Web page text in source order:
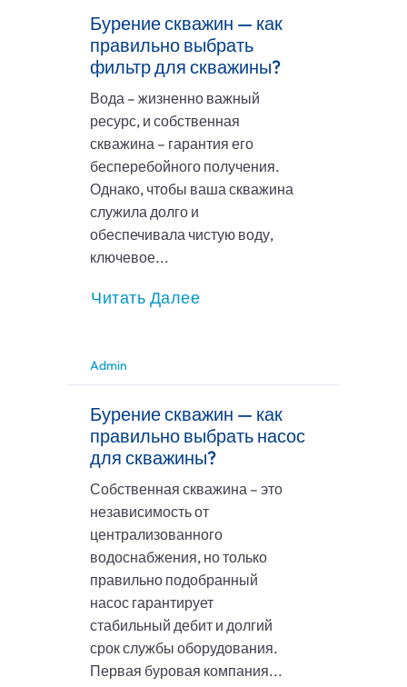
Бурение скважин — как
правильно выбрать
фильтр для скважины?
Вода – жизненно важный
ресурс, и собственная
скважина – гарантия его
бесперебойного получения.
Однако, чтобы ваша скважина
служила долго и
обеспечивала чистую воду,
ключевое...
Читать Далее
Admin
Бурение скважин — как
правильно выбрать насос
для скважины?
Собственная скважина – это
независимость от
централизованного
водоснабжения, но только
правильно подобранный
насос гарантирует
стабильный дебит и долгий
срок службы оборудования.
Первая буровая компания...